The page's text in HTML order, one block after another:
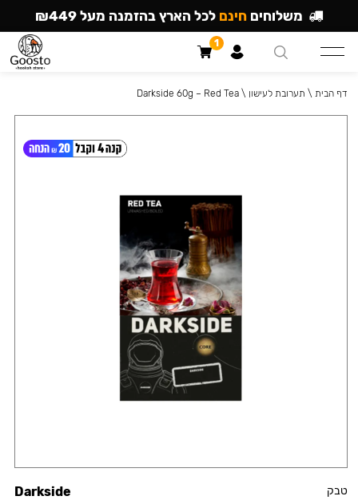
טבק Darkside
דף הבית \ תערובת לעישון \
Darkside 60g – Red Tea
משלוחים חינם לכל הארץ בהזמנה מעל ₪449
1